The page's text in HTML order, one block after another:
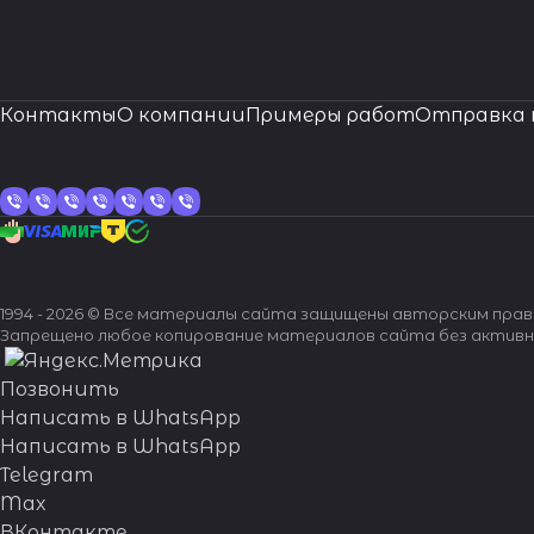
КонтактыО компании Примеры работОтправка
1994 - 2026 © Все материалы сайта защищены авторским
Запрещено любое копирование материалов сайта без
Позвонить
Написать в WhatsApp
Написать в WhatsApp
Telegram
Max